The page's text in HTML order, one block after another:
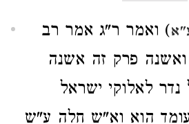
) ואמר ר"ג אמר רב
פרק זה אשנה
נדר לאלוקי ישראל